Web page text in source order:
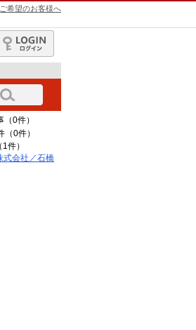
希望のお客様へ
グイン
0件）
（0件）
件）
式会社／石橋